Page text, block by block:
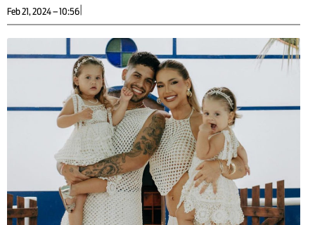
Feb 21, 2024 – 10:56